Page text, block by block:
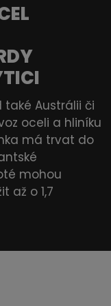
také Austrálii či
oceli a hliníku
má trvat do
mohou
až o 1,7